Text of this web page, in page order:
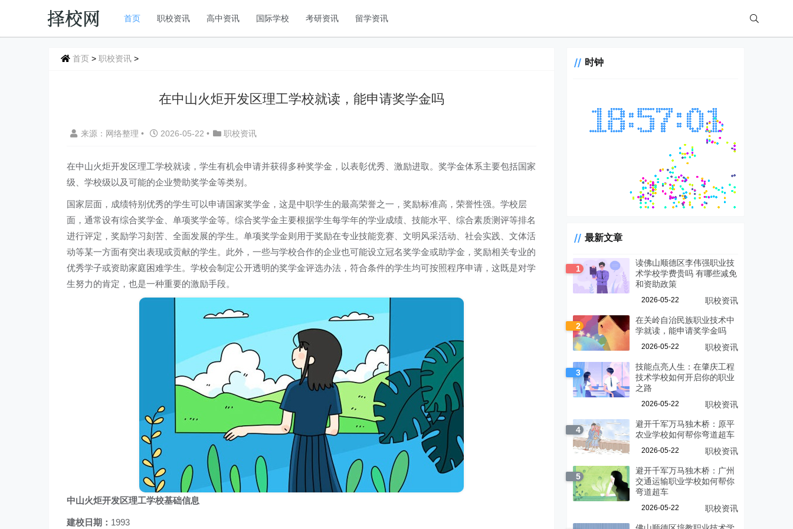
首页 职校资讯 高中资讯 国际学校 考研资讯 留学资讯
首页 > 职校资讯 >
在中山火炬开发区理工学校就读，能申请奖学金吗
来源：网络整理 • 2026-05-22 • 职校资讯
在中山火炬开发区理工学校就读，学生有机会申请并获得多种奖学金，以表彰优秀、激励进取。奖学金体系主要包括国家
级、学校级以及可能的企业赞助奖学金等类别。
国家层面，成绩特别优秀的学生可以申请国家奖学金，这是中职学生的最高荣誉之一，奖励标准高，荣誉性强。学校层
面，通常设有综合奖学金、单项奖学金等。综合奖学金主要根据学生每学年的学业成绩、技能水平、综合素质测评等排名
进行评定，奖励学习刻苦、全面发展的学生。单项奖学金则用于奖励在专业技能竞赛、文明风采活动、社会实践、文体活
动等某一方面有突出表现或贡献的学生。此外，一些与学校合作的企业也可能设立冠名奖学金或助学金，奖励相关专业的
优秀学子或资助家庭困难学生。学校会制定公开透明的奖学金评选办法，符合条件的学生均可按照程序申请，这既是对学
生努力的肯定，也是一种重要的激励手段。
中山火炬开发区理工学校基础信息
建校日期： 1993
时钟
最新文章
1
读佛山顺德区李伟强职业技
术学校学费贵吗 有哪些减免
和资助政策
2026-05-22 职校资讯
2
在关岭自治民族职业技术中
学就读，能申请奖学金吗
2026-05-22 职校资讯
3
技能点亮人生：在肇庆工程
技术学校如何开启你的职业
之路
2026-05-22 职校资讯
4
避开千军万马独木桥：原平
农业学校如何帮你弯道超车
2026-05-22 职校资讯
5
避开千军万马独木桥：广州
交通运输职业学校如何帮你
弯道超车
2026-05-22 职校资讯